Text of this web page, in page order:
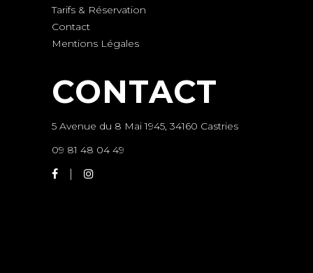
Tarifs & Réservation
Contact
Mentions Légales
CONTACT
5 Avenue du 8 Mai 1945, 34160 Castries
09 81 48 04 49